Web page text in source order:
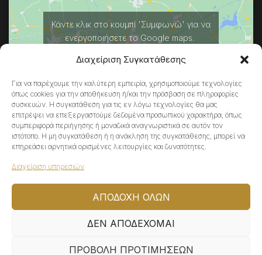
Διαχείριση Συγκατάθεσης
Για να παρέχουμε την καλύτερη εμπειρία, χρησιμοποιούμε τεχνολογίες
όπως cookies για την αποθήκευση ή/και την πρόσβαση σε πληροφορίες
συσκευών. Η συγκατάθεση για τις εν λόγω τεχνολογίες θα μας
επιτρέψει να επεξεργαστούμε δεδομένα προσωπικού χαρακτήρα, όπως
συμπεριφορά περιήγησης ή μοναδικά αναγνωριστικά σε αυτόν τον
ιστότοπο. Η μη συγκατάθεση ή η ανάκληση της συγκατάθεσης, μπορεί να
επηρεάσει αρνητικά ορισμένες λειτουργίες και δυνατότητες.
Διαχείριση υπηρεσιών
ΑΠΟΔΟΧΉ ΌΛΩΝ
ΔΕΝ ΑΠΟΔΈΧΟΜΑΙ
ΠΡΟΒΟΛΉ ΠΡΟΤΙΜΉΣΕΩΝ
Κάντε κλικ στο κουμπί 'Συμφωνώ' για να
ενεργοποιήσετε το Google maps.
ΣΥΜΦΩΝΏ
© 2022 ATHENA\V, All Rights Reserved | Powered by